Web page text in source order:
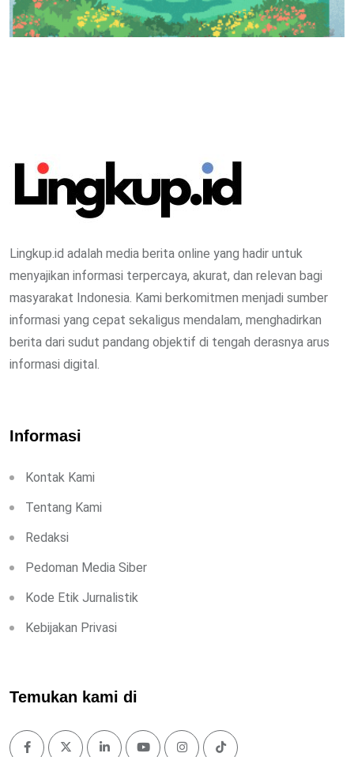
Lingkup.id adalah media berita online yang hadir untuk
menyajikan informasi terpercaya, akurat, dan relevan bagi
masyarakat Indonesia. Kami berkomitmen menjadi sumber
informasi yang cepat sekaligus mendalam, menghadirkan
berita dari sudut pandang objektif di tengah derasnya arus
informasi digital.
Informasi
Kontak Kami
Tentang Kami
Redaksi
Pedoman Media Siber
Kode Etik Jurnalistik
Kebijakan Privasi
Temukan kami di